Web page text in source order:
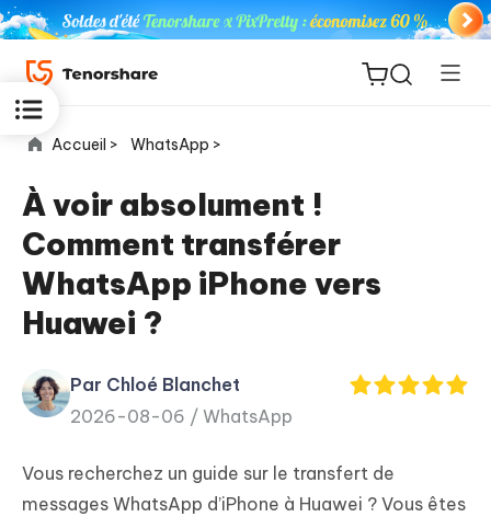
for iOS
PDF
Editor
New
iAnyGo
Accueil > WhatsApp >
À voir absolument !
Comment transférer
WhatsApp iPhone vers
Huawei ?
Par Chloé Blanchet
2026-08-06 / WhatsApp
Vous recherchez un guide sur le transfert de
messages WhatsApp d’iPhone à Huawei ? Vous êtes